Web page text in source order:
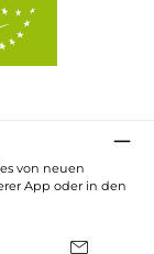
von neuen
App oder in den